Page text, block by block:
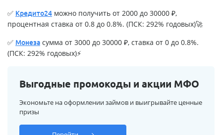
✅ Кредито24 можно получить от 2000 до 30000 ₽,
процентная ставка от 0.8 до 0.8%. (ПСК: 292% годовых)🚀
✅ Монеза сумма от 3000 до 30000 ₽, ставка от 0 до 0.8%.
(ПСК: 292% годовых)⚡
Выгодные промокоды и акции МФО
Экономьте на оформлении займов и выигрывайте ценные
призы